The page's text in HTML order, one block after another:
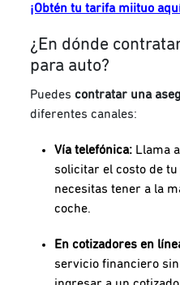
¡Obtén tu tarifa miituo
¿En dónde
para auto?
Puedescontratar una
diferentes canales:
Vía telefónica: Llama
solicitar el costo de
necesitas tener a la
coche.
En cotizadores en
servicio financiero